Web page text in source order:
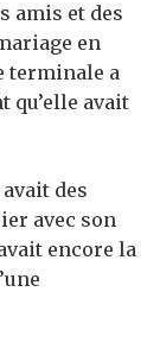
amis et des
en
terminale a
qu’elle avait
des
avec son
encore la